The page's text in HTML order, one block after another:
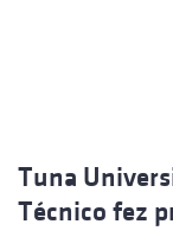
Tuna
Técnico fez